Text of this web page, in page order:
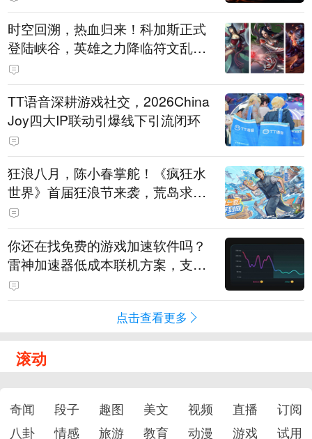
时空回溯，热血归来！科加斯正式
登陆峡谷，英雄之力降临符文乱
斗！
TT语音深耕游戏社交，2026China
Joy四大IP联动引爆线下引流闭环
狂浪八月，陈小春掌舵！《疯狂水
世界》首届狂浪节来袭，荒岛求生
直播即将开启
你还在找免费的游戏加速软件吗？
雷神加速器低成本联机方案，支持
免费试用
点击查看更多
滚动
奇闻 段子 趣图 美文 视频 直播
订阅
八卦
情感 旅游 教育 动漫 游戏 试用